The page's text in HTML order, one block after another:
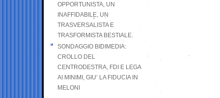
OPPORTUNISTA, UN
INAFFIDABILE, UN
TRASVERSALISTA E
TRASFORMISTA BESTIALE.
SONDAGGIO BIDIMEDIA:
CROLLO DEL
CENTRODESTRA, FDI E LEGA
AI MINIMI, GIU’ LA FIDUCIA IN
MELONI